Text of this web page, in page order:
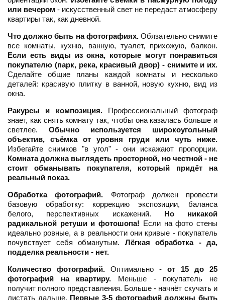
или вечером - искусственный свет не передаст атмосферу
квартиры так, как дневной.
Что должно быть на фотографиях.Обязательно снимите
все комнаты, кухню, ванную, туалет, прихожую, балкон.
Если есть виды из окна, которые могут понравиться
покупателю (парк, река, красивый двор) - снимите и их.
Сделайте общие планы каждой комнаты и несколько
деталей: красивую плитку в ванной, новую кухню, вид из
окна.
Ракурсы и композиция.Профессиональный фотограф
знает, как снять комнату так, чтобы она казалась больше и
светлее. Обычно используется широкоугольный
объектив, съёмка от уровня груди или чуть ниже.
Избегайте снимков "в угол" - они искажают пропорции.
Комната должна выглядеть просторной, но честной - не
стоит обманывать покупателя, который придёт на
реальный показ.
Обработка фотографий. Фотограф должен провести
базовую обработку: коррекцию экспозиции, баланса
белого, перспективных искажений. Но никакой
радикальной ретуши и фотошопа! Если на фото стены
идеально ровные, а в реальности они кривые - покупатель
почувствует себя обманутым. Лёгкая обработка - да,
подделка реальности - нет.
Количество фотографий. Оптимально - от 15 до 25
фотографий на квартиру. Меньше - покупатель не
получит полного представления. Больше - начнёт скучать и
листать дальше. Первые 3-5 фотографий должны быть